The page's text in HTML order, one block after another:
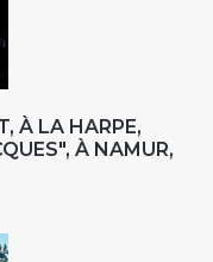
À LA HARPE,
À NAMUR,